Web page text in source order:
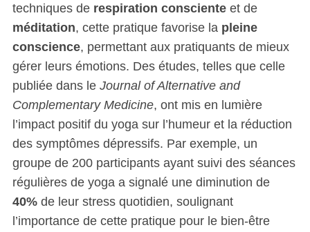
techniques de respiration conscienteet de
méditation, cette pratique favorise la pleine
conscience, permettant aux pratiquants de mieux
gérer leurs émotions. Des études, telles que celle
publiée dans le Journal of Alternative and
Complementary Medicine, ont mis en lumière
l’impact positif du yoga sur l’humeur et la réduction
des symptômes dépressifs. Par exemple, un
groupe de 200 participants ayant suivi des séances
régulières de yoga a signalé une diminution de
40%de leur stress quotidien, soulignant
l’importance de cette pratique pour le bien-être